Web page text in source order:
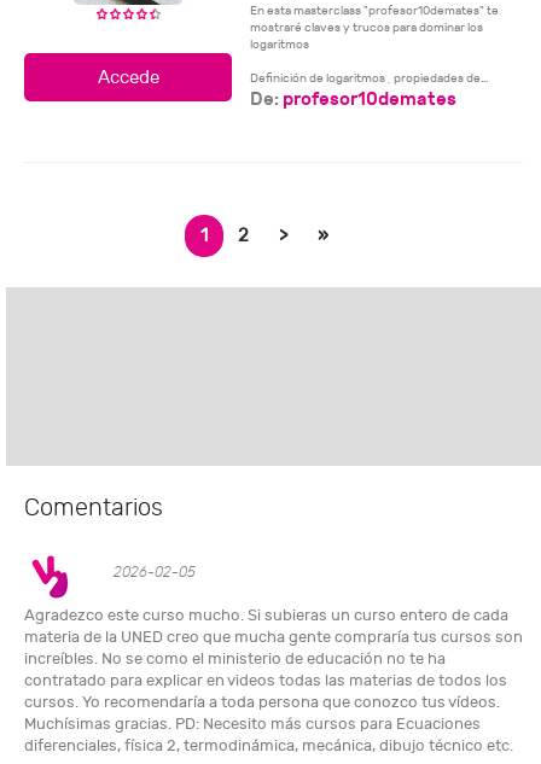
En esta masterclass "profesor10demates" te
mostraré claves y trucos para dominar los
logaritmos
Definición de logaritmos , propiedades de...
De: profesor10demates
1 2 > »
Comentarios
2026-02-05
Agradezco este curso mucho. Si subieras un curso entero de cada
materia de la UNED creo que mucha gente compraría tus cursos son
increíbles. No se como el ministerio de educación no te ha
contratado para explicar en videos todas las materias de todos los
cursos. Yo recomendaría a toda persona que conozco tus vídeos.
Muchísimas gracias. PD: Necesito más cursos para Ecuaciones
diferenciales, física 2, termodinámica, mecánica, dibujo técnico etc.